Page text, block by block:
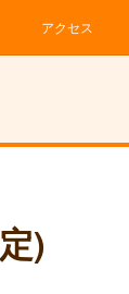
アクセス
)